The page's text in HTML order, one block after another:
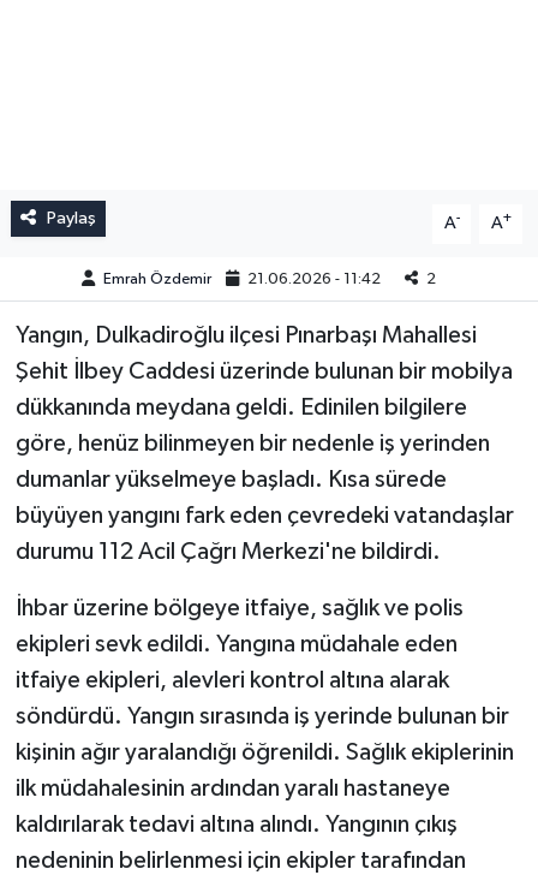
Paylaş A- A+
Emrah Özdemir 21.06.2026 - 11:42 2
Yangın, Dulkadiroğlu ilçesi Pınarbaşı Mahallesi
Şehit İlbey Caddesi üzerinde bulunan bir mobilya
dükkanında meydana geldi. Edinilen bilgilere
göre, henüz bilinmeyen bir nedenle iş yerinden
dumanlar yükselmeye başladı. Kısa sürede
büyüyen yangını fark eden çevredeki vatandaşlar
durumu 112 Acil Çağrı Merkezi'ne bildirdi.
İhbar üzerine bölgeye itfaiye, sağlık ve polis
ekipleri sevk edildi. Yangına müdahale eden
itfaiye ekipleri, alevleri kontrol altına alarak
söndürdü. Yangın sırasında iş yerinde bulunan bir
kişinin ağır yaralandığı öğrenildi. Sağlık ekiplerinin
ilk müdahalesinin ardından yaralı hastaneye
kaldırılarak tedavi altına alındı. Yangının çıkış
nedeninin belirlenmesi için ekipler tarafından